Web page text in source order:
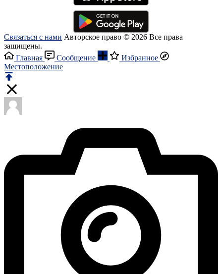
Связаться с нами Авторское право © 2026 Все права
защищены.
Главная
Сообщение
Избранное
Местоположение